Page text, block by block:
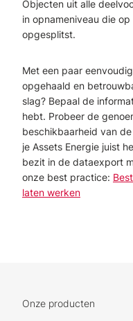
Objecten uit alle
in opnameniveau die
opgesplitst.
Met een paar
opgehaald en
slag? Bepaal de
hebt. Probeer de
beschikbaarheid van
je Assets Energie juist
bezit in de dataexport
onze best practice:
laten werken
Onze producten